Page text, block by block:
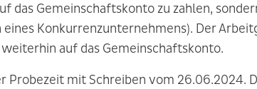
das Gemeinschaftskonto zu zahlen,
Konkurrenzunternehmens). Der
auf das Gemeinschaftskonto.
Probezeit mit Schreiben vom 26.06.2024.